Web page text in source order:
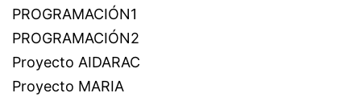
PROGRAMACIÓN1
PROGRAMACIÓN2
Proyecto AIDARAC
Proyecto MARIA